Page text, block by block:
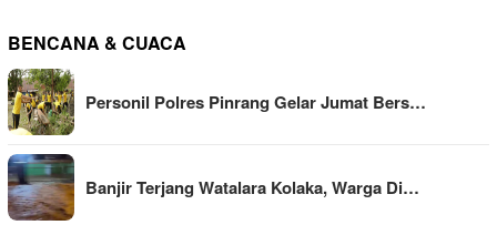
BENCANA & CUACA
Personil Polres Pinrang Gelar Jumat Bers…
Banjir Terjang Watalara Kolaka, Warga Di…